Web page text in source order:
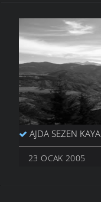
AJDA SEZEN KAYA
23 OCAK 2005